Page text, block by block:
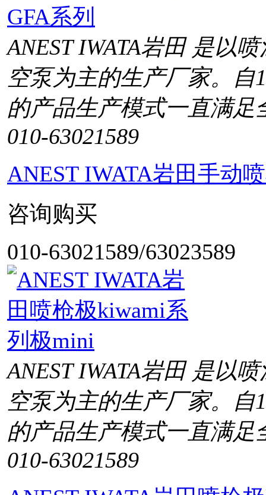
ANEST IWATA岩田 是以
空泵为主的生产厂家。自
的产品生产模式一直满足
010-63021589
ANEST IWATA岩田手动
咨询购买
010-63021589/63023589
ANEST IWATA岩田 是以
空泵为主的生产厂家。自
的产品生产模式一直满足
010-63021589